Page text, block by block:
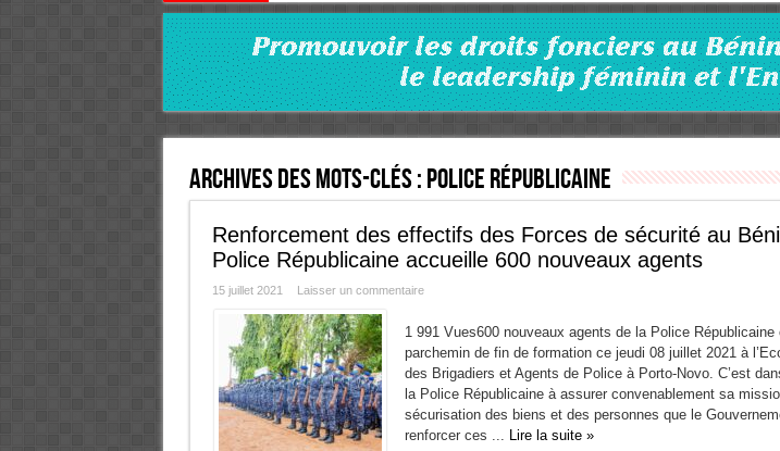
Archives des mots-clés :Police républicaine
Renforcement des effectifs des Forces de sécurité au
Police Républicaine accueille 600 nouveaux agents
15 juillet 2021 Laisser un commentaire
1 991 Vues600 nouveaux agents de la Police Républicaine
parchemin de fin de formation ce jeudi 08 juillet 2021 à
des Brigadiers et Agents de Police à Porto-Novo. C’est
la Police Républicaine à assurer convenablement sa
sécurisation des biens et des personnes que le
renforcer ces ... Lire la suite »